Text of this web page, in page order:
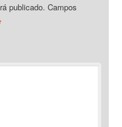
publicado. Campos